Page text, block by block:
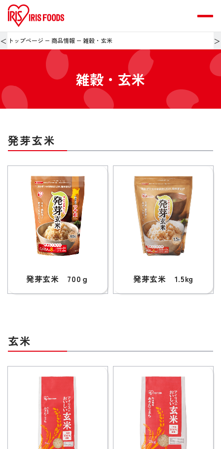
＜ トップページ 商品情報 雑穀・玄米 ＞
雑穀・玄米
発芽玄米
発芽玄米 700ｇ 発芽玄米 1.5kg
玄米